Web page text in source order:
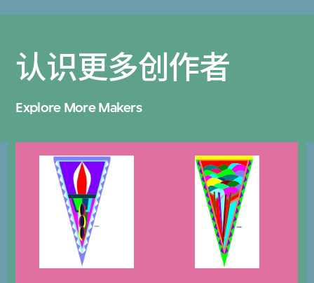
认识更多创作者
Explore More Makers